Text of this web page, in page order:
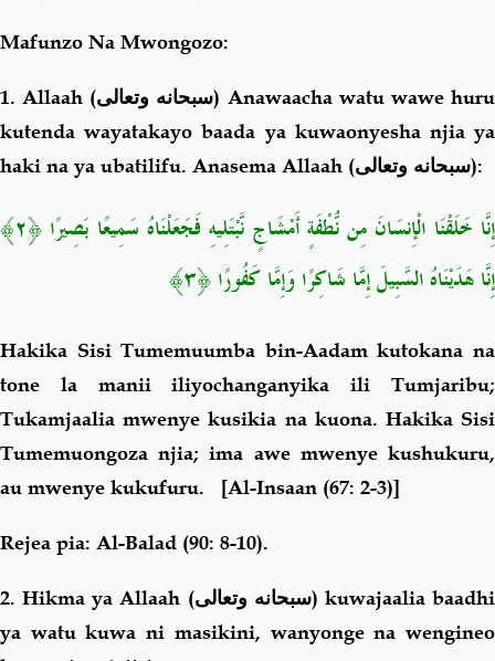
Mafunzo Na Mwongozo:
1. Allaah (سبحانه وتعالى) Anawaacha watu wawe huru
kutenda wayatakayo baada ya kuwaonyesha njia ya
haki na ya ubatilifu. Anasema Allaah (سبحانه وتعالى):
إِنَّا خَلَقْنَا الْإِنسَانَ مِن نُّطْفَةٍ أَمْشَاجٍ نَّبْتَلِيهِ فَجَعَلْنَاهُ سَمِيعًا بَصِيرًا ﴿٢﴾
إِنَّا هَدَيْنَاهُ السَّبِيلَ إِمَّا شَاكِرًا وَإِمَّا كَفُورًا ﴿٣﴾
Hakika Sisi Tumemuumba bin-Aadam kutokana na
tone la manii iliyochanganyika ili Tumjaribu;
Tukamjaalia mwenye kusikia na kuona. Hakika Sisi
Tumemuongoza njia; ima awe mwenye kushukuru,
au mwenye kukufuru. [Al-Insaan (67: 2-3)]
Rejea pia: Al-Balad (90: 8-10).
2. Hikma ya Allaah (سبحانه وتعالى) kuwajaalia baadhi
ya watu kuwa ni masikini, wanyonge na wengineo